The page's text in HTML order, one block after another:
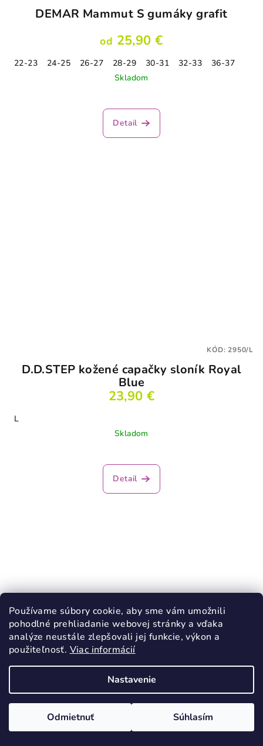
Používame súbory cookie, aby sme vám umožnili
pohodlné prehliadanie webovej stránky a vďaka
analýze neustále zlepšovali jej funkcie, výkon a
použiteľnosť. Viac informácií
Nastavenie
Odmietnuť Súhlasím
DEMAR Mammut S gumáky grafit
od 25,90 €
22-23 24-25 26-27 28-29 30-31 32-33
36-37
Skladom
hodnotenie
produktu
Detail
D.D.STEP kožené capačky sloník Royal
Blue
23,90 €
L
Skladom
Detail
KÓD:2950/L
KIETLA slnečné okuliare LION Lilac 1-
KÓD:3505